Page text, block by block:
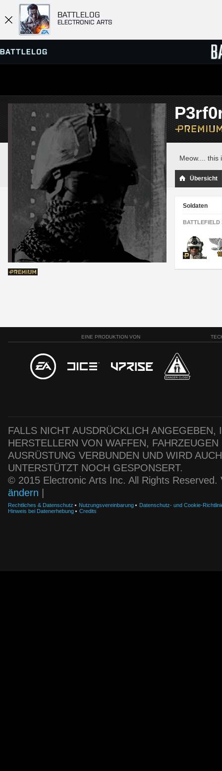
BATTLELOG
ELECTRONIC ARTS
SERVER-BROWSER
MATCHES
Meow.... this
Übersicht
Soldaten
BATTLEFIELD
EINE PRODUKTION VON
FALLS NICHT AUSDRÜCKLICH
HERSTELLERN VON WAFFEN,
AUSRÜSTUNG VERBUNDEN UND WIRD
UNTERSTÜTZT NOCH GESPONSERT.
© 2015 Electronic Arts Inc. All Rights
ändern
Rechtliches & Datenschutz Nutzungsvereinbarung
Datenschutz- und Cookie-
Hinweis bei Datenerhebung
Credits